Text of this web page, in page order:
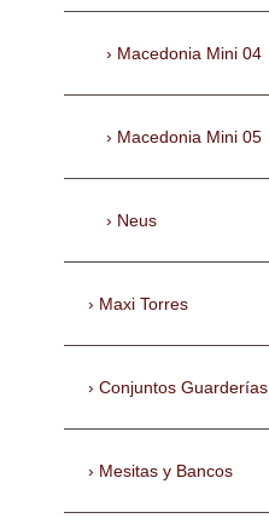
Macedonia Mini 04
Macedonia Mini 05
Neus
Maxi Torres
Conjuntos Guarderías
Mesitas y Bancos